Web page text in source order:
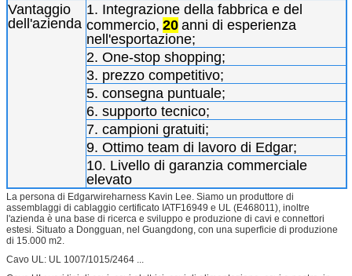
Vantaggio
dell'azienda
1. Integrazione della fabbrica e del
commercio, 20 anni di esperienza
nell'esportazione;
2. One-stop shopping;
3. prezzo competitivo;
5. consegna puntuale;
6. supporto tecnico;
7. campioni gratuiti;
9. Ottimo team di lavoro di Edgar;
10. Livello di garanzia commerciale
elevato
La persona di Edgarwireharness Kavin Lee. Siamo un produttore di
assemblaggi di cablaggio certificato IATF16949 e UL (E468011), inoltre
l'azienda è una base di ricerca e sviluppo e produzione di cavi e connettori
estesi. Situato a Dongguan, nel Guangdong, con una superficie di produzione
di 15.000 m2.
Cavo UL: UL 1007/1015/2464 ...